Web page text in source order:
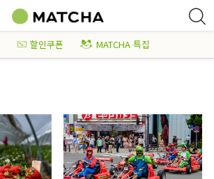
할인쿠폰 MATCHA 특집